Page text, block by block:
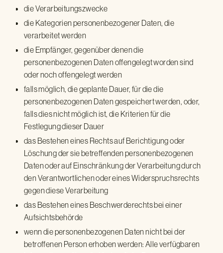
die Verarbeitungszwecke
die Kategorien personenbezogener Daten, die
verarbeitet werden
die Empfänger, gegenüber denen die
personenbezogenen Daten offengelegt worden sind
oder noch offengelegt werden
falls möglich, die geplante Dauer, für die die
personenbezogenen Daten gespeichert werden, oder,
falls dies nicht möglich ist, die Kriterien für die
Festlegung dieser Dauer
das Bestehen eines Rechts auf Berichtigung oder
Löschung der sie betreffenden personenbezogenen
Daten oder auf Einschränkung der Verarbeitung durch
den Verantwortlichen oder eines Widerspruchsrechts
gegen diese Verarbeitung
das Bestehen eines Beschwerderechts bei einer
Aufsichtsbehörde
wenn die personenbezogenen Daten nicht bei der
betroffenen Person erhoben werden: Alle verfügbaren